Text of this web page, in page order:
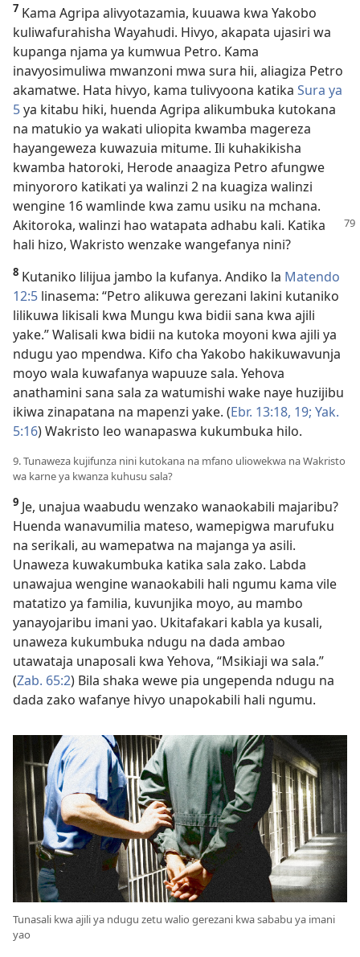
7 Kama Agripa alivyotazamia, kuuawa kwa Yakobo
kuliwafurahisha Wayahudi. Hivyo, akapata ujasiri wa
kupanga njama ya kumwua Petro. Kama
inavyosimuliwa mwanzoni mwa sura hii, aliagiza Petro
akamatwe. Hata hivyo, kama tulivyoona katika Sura ya
5ya kitabu hiki, huenda Agripa alikumbuka kutokana
na matukio ya wakati uliopita kwamba magereza
hayangeweza kuwazuia mitume. Ili kuhakikisha
kwamba hatoroki, Herode anaagiza Petro afungwe
minyororo katikati ya walinzi 2 na kuagiza walinzi
wengine 16 wamlinde kwa zamu usiku na mchana.
Akitoroka, walinzi hao watapata adhabu kali. Katika
hali hizo, Wakristo wenzake wangefanya nini?
8 Kutaniko lilijua jambo la kufanya. Andiko la Matendo
12:5 linasema: “Petro alikuwa gerezani lakini kutaniko
lilikuwa likisali kwa Mungu kwa bidii sana kwa ajili
yake.” Walisali kwa bidii na kutoka moyoni kwa ajili ya
ndugu yao mpendwa. Kifo cha Yakobo hakikuwavunja
moyo wala kuwafanya wapuuze sala. Yehova
anathamini sana sala za watumishi wake naye huzijibu
ikiwa zinapatana na mapenzi yake. (Ebr. 13:18, 19; Yak.
5:16) Wakristo leo wanapaswa kukumbuka hilo.
9. Tunaweza kujifunza nini kutokana na mfano uliowekwa na Wakristo
wa karne ya kwanza kuhusu sala?
9 Je, unajua waabudu wenzako wanaokabili majaribu?
Huenda wanavumilia mateso, wamepigwa marufuku
na serikali, au wamepatwa na majanga ya asili.
Unaweza kuwakumbuka katika sala zako. Labda
unawajua wengine wanaokabili hali ngumu kama vile
matatizo ya familia, kuvunjika moyo, au mambo
yanayojaribu imani yao. Ukitafakari kabla ya kusali,
unaweza kukumbuka ndugu na dada ambao
utawataja unaposali kwa Yehova, “Msikiaji wa sala.”
(Zab. 65:2) Bila shaka wewe pia ungependa ndugu na
dada zako wafanye hivyo unapokabili hali ngumu.
Tunasali kwa ajili ya ndugu zetu walio gerezani kwa sababu ya imani
yao